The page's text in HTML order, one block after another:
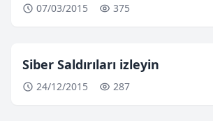
07/03/2015 375
Siber Saldırıları izleyin
24/12/2015 287